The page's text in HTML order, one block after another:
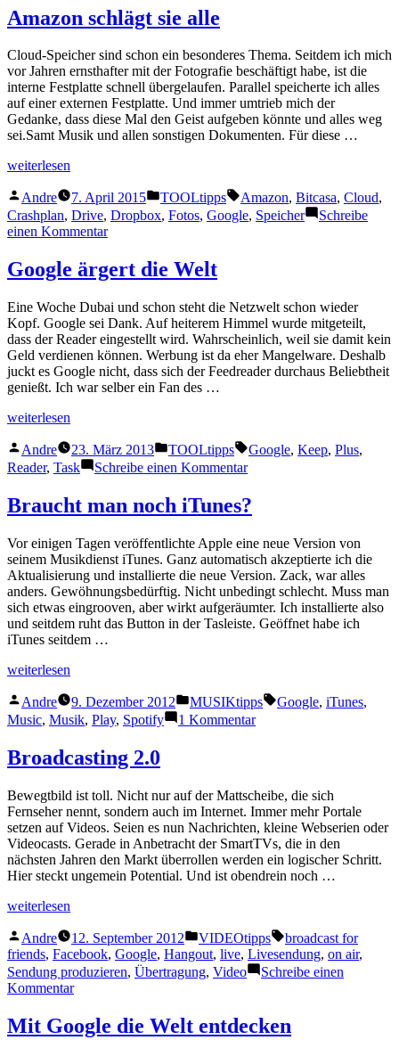
das
neue
Update
optimieren“
deine
Seite
für
das
neue
Google-
Update
Amazon schlägt sie alle
Cloud-Speicher sind schon ein besonderes Thema. Seitdem ich mich
vor Jahren ernsthafter mit der Fotografie beschäftigt habe, ist die
interne Festplatte schnell übergelaufen. Parallel speicherte ich alles
auf einer externen Festplatte. Und immer umtrieb mich der
Gedanke, dass diese Mal den Geist aufgeben könnte und alles weg
sei.Samt Musik und allen sonstigen Dokumenten. Für diese …
„Amazon
sie
alle“
weiterlesen
Veröffentlicht
von
Andre 7. April 2015
Veröffentlicht
unter
TOOLtipps Schlagwörter:
Amazon, Bitcasa, Cloud,
Crashplan, Drive, Dropbox, Fotos, Google, Speicher
Schreibe
einen Kommentarzu
schlägt
sie
Google ärgert die Welt
Eine Woche Dubai und schon steht die Netzwelt schon wieder
Kopf. Google sei Dank. Auf heiterem Himmel wurde mitgeteilt,
dass der Reader eingestellt wird. Wahrscheinlich, weil sie damit kein
Geld verdienen können. Werbung ist da eher Mangelware. Deshalb
juckt es Google nicht, dass sich der Feedreader durchaus Beliebtheit
genießt. Ich war selber ein Fan des …
„Google
die
Welt“
weiterlesen
Veröffentlicht
von
Andre 23. März 2013
Veröffentlicht
unter
TOOLtipps Schlagwörter:
Google, Keep, Plus,
Reader, Task Schreibe einen Kommentarzu
ärgert
die
Braucht man noch iTunes?
Vor einigen Tagen veröffentlichte Apple eine neue Version von
seinem Musikdienst iTunes. Ganz automatisch akzeptierte ich die
Aktualisierung und installierte die neue Version. Zack, war alles
anders. Gewöhnungsbedürftig. Nicht unbedingt schlecht. Muss man
sich etwas eingrooven, aber wirkt aufgeräumter. Ich installierte also
und seitdem ruht das Button in der Tasleiste. Geöffnet habe ich
iTunes seitdem …
„Braucht
noch
iTunes?“
weiterlesen
Veröffentlicht
von
Andre 9. Dezember 2012
Veröffentlicht
unter
MUSIKtipps Schlagwörter:
Google, iTunes,
Music, Musik, Play, Spotify 1 Kommentarzu
Broadcasting 2.0
Bewegtbild ist toll. Nicht nur auf der Mattscheibe, die sich
Fernseher nennt, sondern auch im Internet. Immer mehr Portale
setzen auf Videos. Seien es nun Nachrichten, kleine Webserien oder
Videocasts. Gerade in Anbetracht der SmartTVs, die in den
nächsten Jahren den Markt überrollen werden ein logischer Schritt.
Hier steckt ungemein Potential. Und ist obendrein noch …
„Broadcasting
weiterlesen
Veröffentlicht
von
Andre 12. September 2012
Veröffentlicht
unter
VIDEOtipps Schlagwörter:
broadcast for
friends, Facebook, Google, Hangout, live, Livesendung, on air,
Sendung produzieren, Übertragung, Video
Schreibe einen
Kommentarzu
Mit Google die Welt entdecken